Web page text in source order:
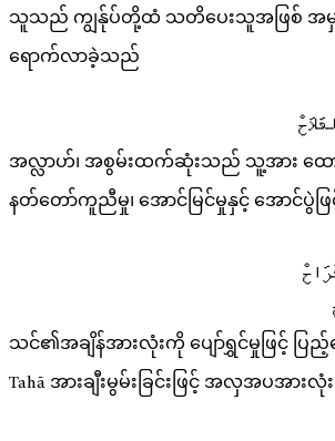
သူသည် ကျွန်ုပ်တို့ထံ သတိပေးသူအဖြစ်
ရောက်လာခဲ့သည်
အလ္လာဟ်၊ အစွမ်းထက်ဆုံးသည် သူ့အား ထ
နတ်တော်ကူညီမှု၊ အောင်မြင်မှုနှင့် အောင်ပွဲဖြ
သင်၏အချိန်အားလုံးကို ပျော်ရွှင်မှုဖြင့် ပြည့်
Tahā အားချီးမွမ်းခြင်းဖြင့် အလှအပအာ